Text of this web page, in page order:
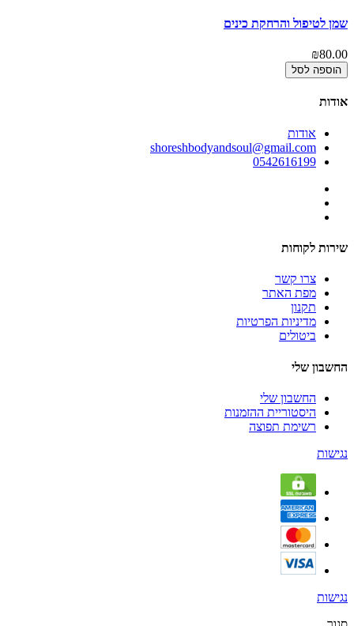
שמן לטיפול והרחקת כינים
₪80.00
הוספה לסל
אודות
אודות
shoreshbodyandsoul@gmail.com
0542616199
שירות לקוחות
צרו קשר
מפת האתר
תקנון
מדיניות הפרטיות
ביטולים
החשבון שלי
החשבון שלי
היסטוריית ההזמנות
רשימת תפוצה
נגישות
נגישות